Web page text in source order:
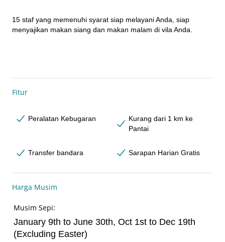
15 staf yang memenuhi syarat siap melayani Anda, siap
menyajikan makan siang dan makan malam di vila Anda.
Fitur
Peralatan Kebugaran
Kurang dari 1 km ke
Pantai
Transfer bandara Sarapan Harian Gratis
Harga Musim
Musim Sepi:
January 9th to June 30th, Oct 1st to Dec 19th
(Excluding Easter)